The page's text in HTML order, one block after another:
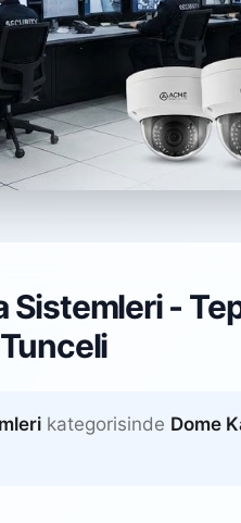
Çemişgezek /
Sistemleri -
kategorisinde Dome